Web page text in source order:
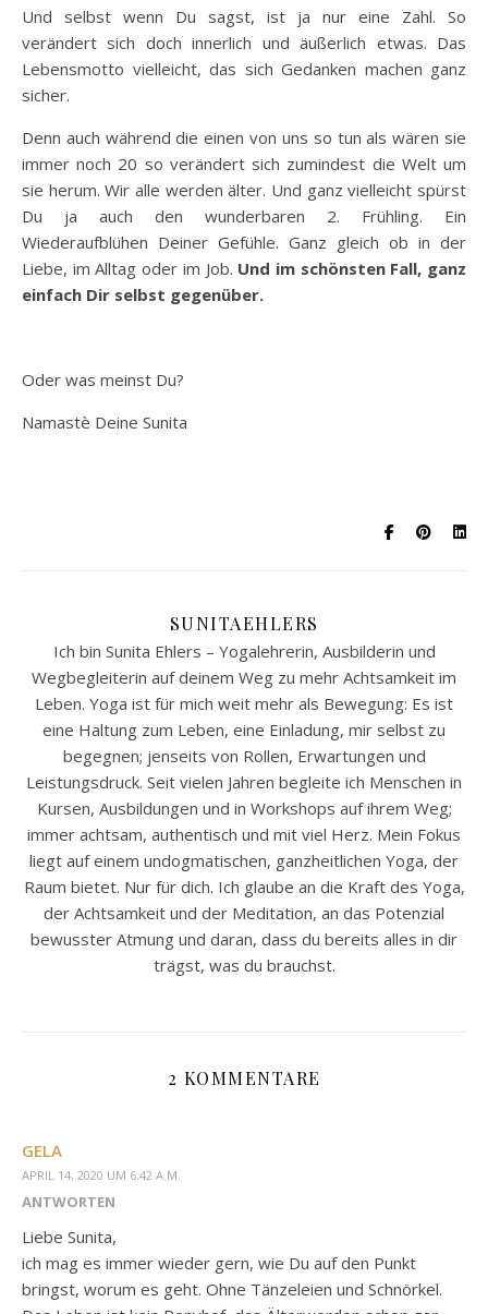
Und selbst wenn Du sagst, ist ja nur eine Zahl. So
verändert sich doch innerlich und äußerlich etwas. Das
Lebensmotto vielleicht, das sich Gedanken machen ganz
sicher.
Denn auch während die einen von uns so tun als wären sie
immer noch 20 so verändert sich zumindest die Welt um
sie herum. Wir alle werden älter. Und ganz vielleicht spürst
Du ja auch den wunderbaren 2. Frühling. Ein
Wiederaufblühen Deiner Gefühle. Ganz gleich ob in der
Liebe, im Alltag oder im Job. Und im schönsten Fall, ganz
einfach Dir selbst gegenüber.
Oder was meinst Du?
Namastè Deine Sunita
SUNITAEHLERS
Ich bin Sunita Ehlers – Yogalehrerin, Ausbilderin und
Wegbegleiterin auf deinem Weg zu mehr Achtsamkeit im
Leben. Yoga ist für mich weit mehr als Bewegung: Es ist
eine Haltung zum Leben, eine Einladung, mir selbst zu
begegnen; jenseits von Rollen, Erwartungen und
Leistungsdruck. Seit vielen Jahren begleite ich Menschen in
Kursen, Ausbildungen und in Workshops auf ihrem Weg;
immer achtsam, authentisch und mit viel Herz. Mein Fokus
liegt auf einem undogmatischen, ganzheitlichen Yoga, der
Raum bietet. Nur für dich. Ich glaube an die Kraft des Yoga,
der Achtsamkeit und der Meditation, an das Potenzial
bewusster Atmung und daran, dass du bereits alles in dir
trägst, was du brauchst.
2 KOMMENTARE
GELA
APRIL 14, 2020 UM 6:42 A.M.
ANTWORTEN
Liebe Sunita,
ich mag es immer wieder gern, wie Du auf den Punkt
bringst, worum es geht. Ohne Tänzeleien und Schnörkel.